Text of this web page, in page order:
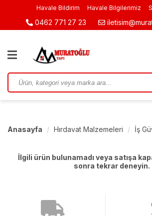
Havale Bildirim Havale Bilgilerimiz
0462 771 27 23
Anasayfa Hırdavat Malzemeleri İş
İlgili ürün bulunamadı veya satışa
sonra tekrar deneyin.